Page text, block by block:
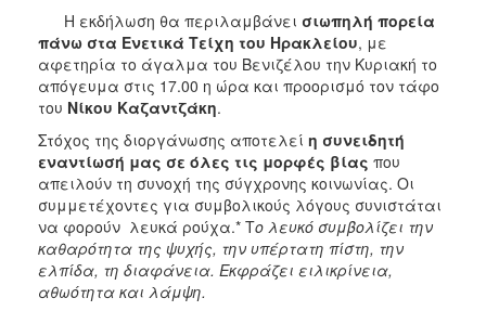
Η εκδήλωση θα περιλαμβάνει σιωπηλή πορεία
πάνω στα Ενετικά Τείχη του Ηρακλείου, με
αφετηρία το άγαλμα του Βενιζέλου την Κυριακή το
απόγευμα στις 17.00 η ώρα και προορισμό τον τάφο
του Νίκου Καζαντζάκη.
Στόχος της διοργάνωσης αποτελεί η συνειδητή
εναντίωσή μας σε όλες τις μορφές βίας που
απειλούν τη συνοχή της σύγχρονης κοινωνίας. Οι
συμμετέχοντες για συμβολικούς λόγους συνιστάται
να φορούν λευκά ρούχα.* Το λευκό συμβολίζει την
καθαρότητα της ψυχής, την υπέρτατη πίστη, την
ελπίδα, τη διαφάνεια. Εκφράζει ειλικρίνεια,
αθωότητα και λάμψη.